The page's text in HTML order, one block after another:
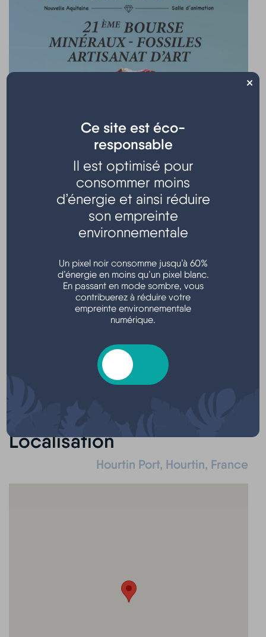
Organisée par l'Université Musicale Hourtin Médoc.
Localisation
Hourtin Port, Hourtin, France
Ce site est éco-
responsable
Il est optimisé pour
consommer moins
d’énergie et ainsi réduire
son empreinte
environnementale
Un pixel noir consomme jusqu’à 60%
d’énergie en moins qu’un pixel blanc.
En passant en mode sombre, vous
contribuerez à réduire votre
empreinte environnementale
numérique.
×